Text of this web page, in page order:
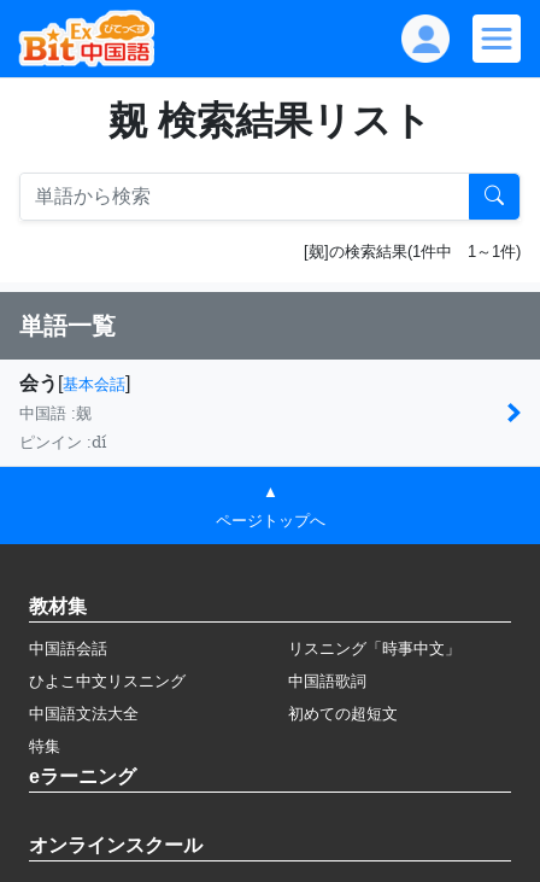
觌 検索結果リスト
[觌]の検索結果(1件中 1～1件)
単語一覧
会う [基本会話]
中国語 :觌
ピンイン :dí
▲
ページトップへ
教材集
中国語会話
リスニング「時事中文」
ひよこ中文リスニング
中国語歌詞
中国語文法大全
初めての超短文
特集
eラーニング
オンラインスクール